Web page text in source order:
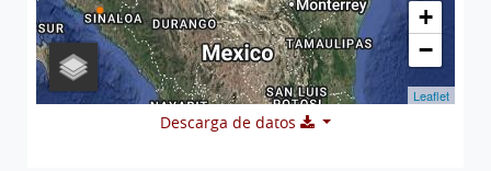
+
−
Leaflet
Descarga de datos